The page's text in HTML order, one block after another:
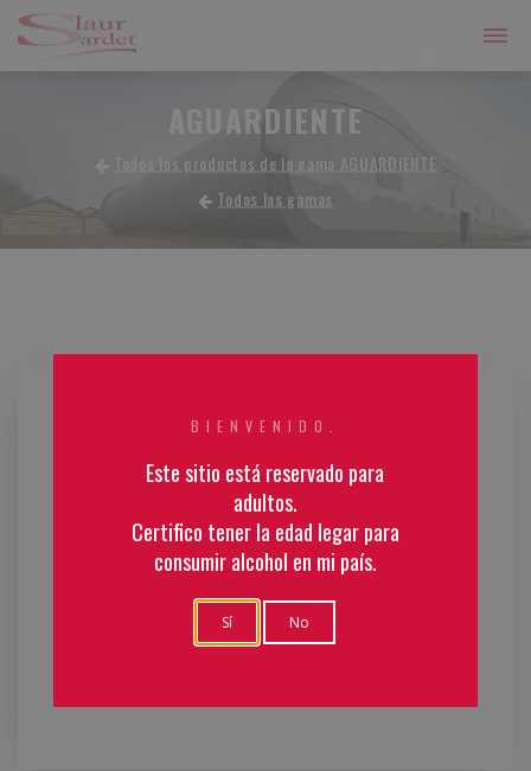
AGUARDIENTE
Todos los productos de la gama AGUARDIENTE
Todas las gamas
BIENVENIDO.
Este sitio está reservado para
adultos.
Certifico tener la edad legar para
consumir alcohol en mi país.
Sí No